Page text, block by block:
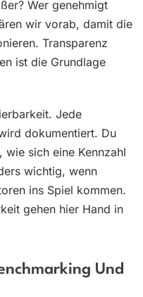
Wer genehmigt
wir vorab, damit die
Transparenz
ist die Grundlage
Jede
dokumentiert. Du
sich eine Kennzahl
wichtig, wenn
ins Spiel kommen.
gehen hier Hand in
Und